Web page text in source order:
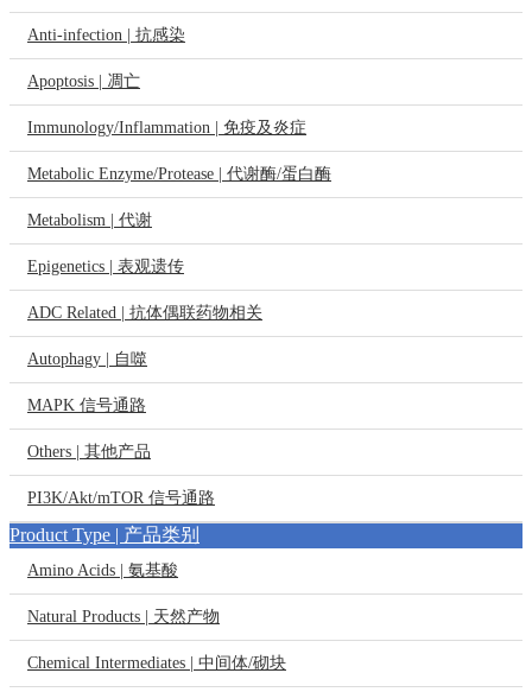
Anti-infection | 抗感染
Apoptosis | 凋亡
Immunology/Inflammation | 免疫及炎症
Metabolic Enzyme/Protease | 代谢酶/蛋白酶
Metabolism | 代谢
Epigenetics | 表观遗传
ADC Related | 抗体偶联药物相关
Autophagy | 自噬
MAPK 信号通路
Others | 其他产品
PI3K/Akt/mTOR 信号通路
Product Type | 产品类别
Amino Acids | 氨基酸
Natural Products | 天然产物
Chemical Intermediates | 中间体/砌块